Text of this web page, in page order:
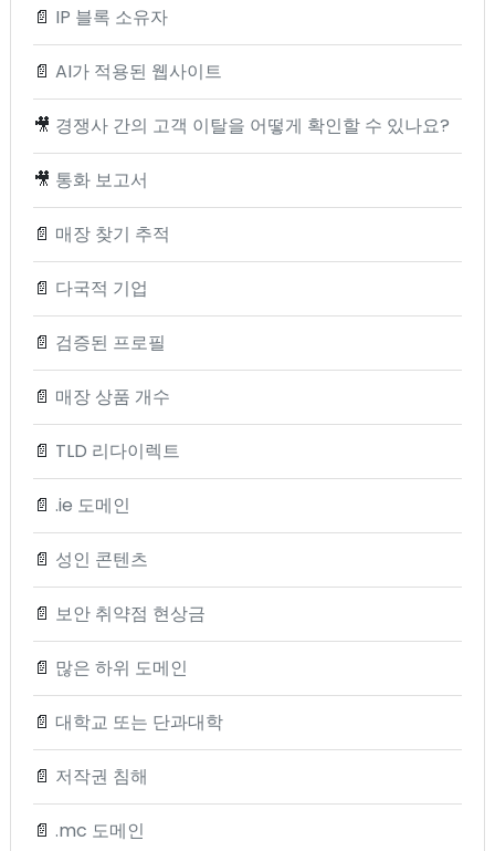
📄 IP 블록 소유자
📄 AI가 적용된 웹사이트
🎥 경쟁사 간의 고객 이탈을 어떻게 확인할 수 있나요?
🎥 통화 보고서
📄 매장 찾기 추적
📄 다국적 기업
📄 검증된 프로필
📄 매장 상품 개수
📄 TLD 리다이렉트
📄 .ie 도메인
📄 성인 콘텐츠
📄 보안 취약점 현상금
📄 많은 하위 도메인
📄 대학교 또는 단과대학
📄 저작권 침해
📄 .mc 도메인